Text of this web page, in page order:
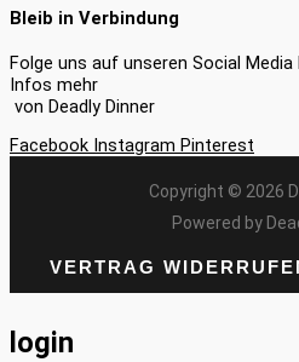
Bleib in Verbindung
Folge uns auf unseren Social Media
Infos mehr
von Deadly Dinner
Facebook Instagram Pinterest
Copyright © 2026
Powered by
VERTRAG
login